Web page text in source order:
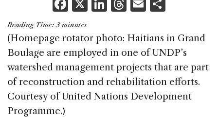
a
c
e
b
o
o
k
e
dI
n
re
a
d
s
ai
l
ar
e
Reading Time: 3 minutes
(Homepage rotator photo: Haitians in Grand
Boulage are employed in one of UNDP’s
watershed management projects that are part
of reconstruction and rehabilitation efforts.
Courtesy of United Nations Development
Programme.)